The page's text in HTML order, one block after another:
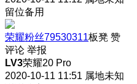
留位备用
荣耀粉丝79530311板凳 赞
评论 举报
LV3荣耀20 Pro
2020-10-11 11:51 属地未知